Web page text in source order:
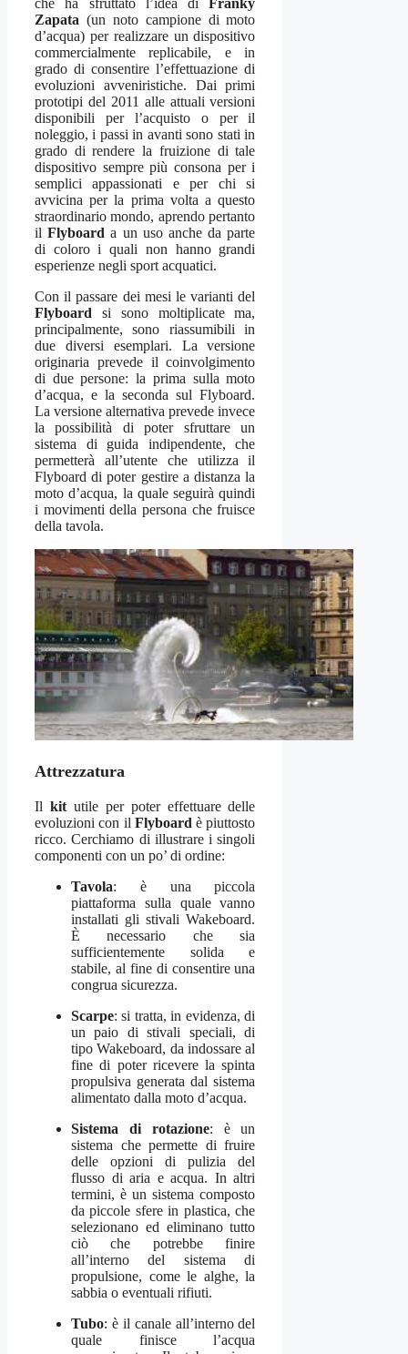
che ha sfruttato l’idea diFranky
Zapata (un noto campione di moto
d’acqua) per realizzare un dispositivo
commercialmente replicabile, e in
grado di consentire l’effettuazione di
evoluzioni avveniristiche. Dai primi
prototipi del 2011 alle attuali versioni
disponibili per l’acquisto o per il
noleggio, i passi in avanti sono stati in
grado di rendere la fruizione di tale
dispositivo sempre più consona per i
semplici appassionati e per chi si
avvicina per la prima volta a questo
straordinario mondo, aprendo pertanto
ilFlyboard a un uso anche da parte
di coloro i quali non hanno grandi
esperienze negli sport acquatici.
Con il passare dei mesi le varianti del
Flyboard si sono moltiplicate ma,
principalmente, sono riassumibili in
due diversi esemplari. La versione
originaria prevede il coinvolgimento
di due persone: la prima sulla moto
d’acqua, e la seconda sul Flyboard.
La versione alternativa prevede invece
la possibilità di poter sfruttare un
sistema di guida indipendente, che
permetterà all’utente che utilizza il
Flyboard di poter gestire a distanza la
moto d’acqua, la quale seguirà quindi
i movimenti della persona che fruisce
della tavola.
Attrezzatura
Il kitutile per poter effettuare delle
evoluzioni con il Flyboard è piuttosto
ricco. Cerchiamo di illustrare i singoli
componenti con un po’ di ordine:
Tavola: è una piccola
piattaforma sulla quale vanno
installati gli stivali Wakeboard.
È necessario che sia
sufficientemente solida e
stabile, al fine di consentire una
congrua sicurezza.
Scarpe: si tratta, in evidenza, di
un paio di stivali speciali, di
tipo Wakeboard, da indossare al
fine di poter ricevere la spinta
propulsiva generata dal sistema
alimentato dalla moto d’acqua.
Sistema di rotazione: è un
sistema che permette di fruire
delle opzioni di pulizia del
flusso di aria e acqua. In altri
termini, è un sistema composto
da piccole sfere in plastica, che
selezionano ed eliminano tutto
ciò che potrebbe finire
all’interno del sistema di
propulsione, come le alghe, la
sabbia o eventuali rifiuti.
Tubo: è il canale all’interno del
quale finisce l’acqua